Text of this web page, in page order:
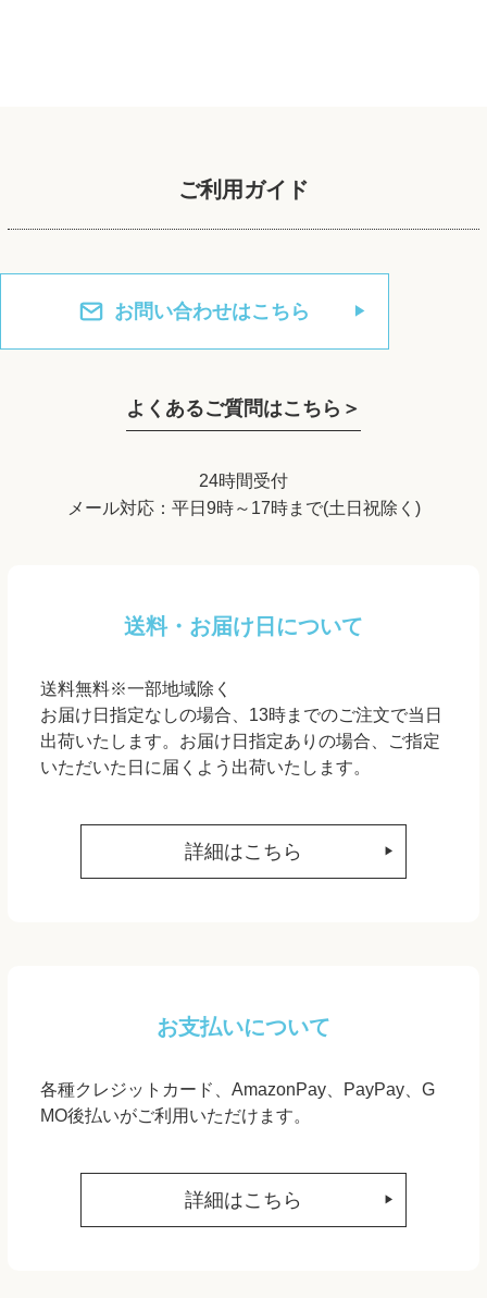
ご利用ガイド
お問い合わせはこちら
よくあるご質問はこちら＞
24時間受付
メール対応：平日9時～17時まで(土日祝除く)
送料・お届け日について
送料無料※一部地域除く
お届け日指定なしの場合、13時までのご注文で当日
出荷いたします。お届け日指定ありの場合、ご指定
いただいた日に届くよう出荷いたします。
詳細はこちら
お支払いについて
各種クレジットカード、AmazonPay、PayPay、G
MO後払いがご利用いただけます。
詳細はこちら